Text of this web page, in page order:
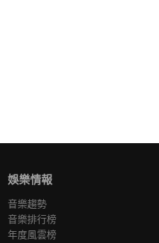
娛樂情報
音樂趨勢
音樂排行榜
年度風雲榜